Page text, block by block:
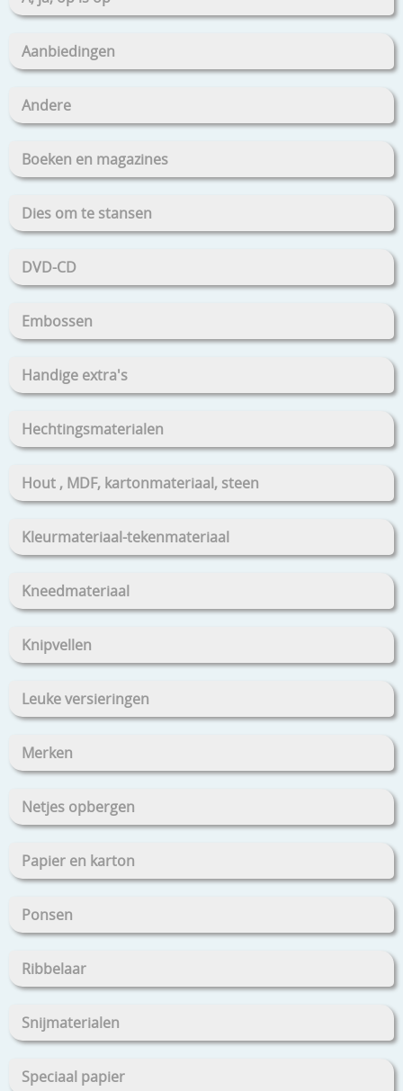
Aanbiedingen
Andere
Boeken en magazines
Dies om te stansen
DVD-CD
Embossen
Handige extra's
Hechtingsmaterialen
Hout , MDF, kartonmateriaal, steen
Kleurmateriaal-tekenmateriaal
Kneedmateriaal
Knipvellen
Leuke versieringen
Merken
Netjes opbergen
Papier en karton
Ponsen
Ribbelaar
Snijmaterialen
Speciaal papier